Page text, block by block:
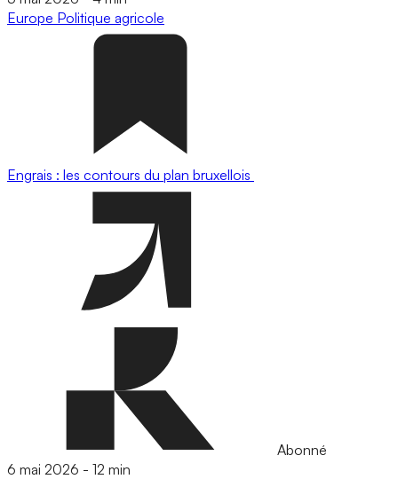
Europe Politique agricole
Engrais : les contours du plan bruxellois
Abonné
6 mai 2026 - 12 min